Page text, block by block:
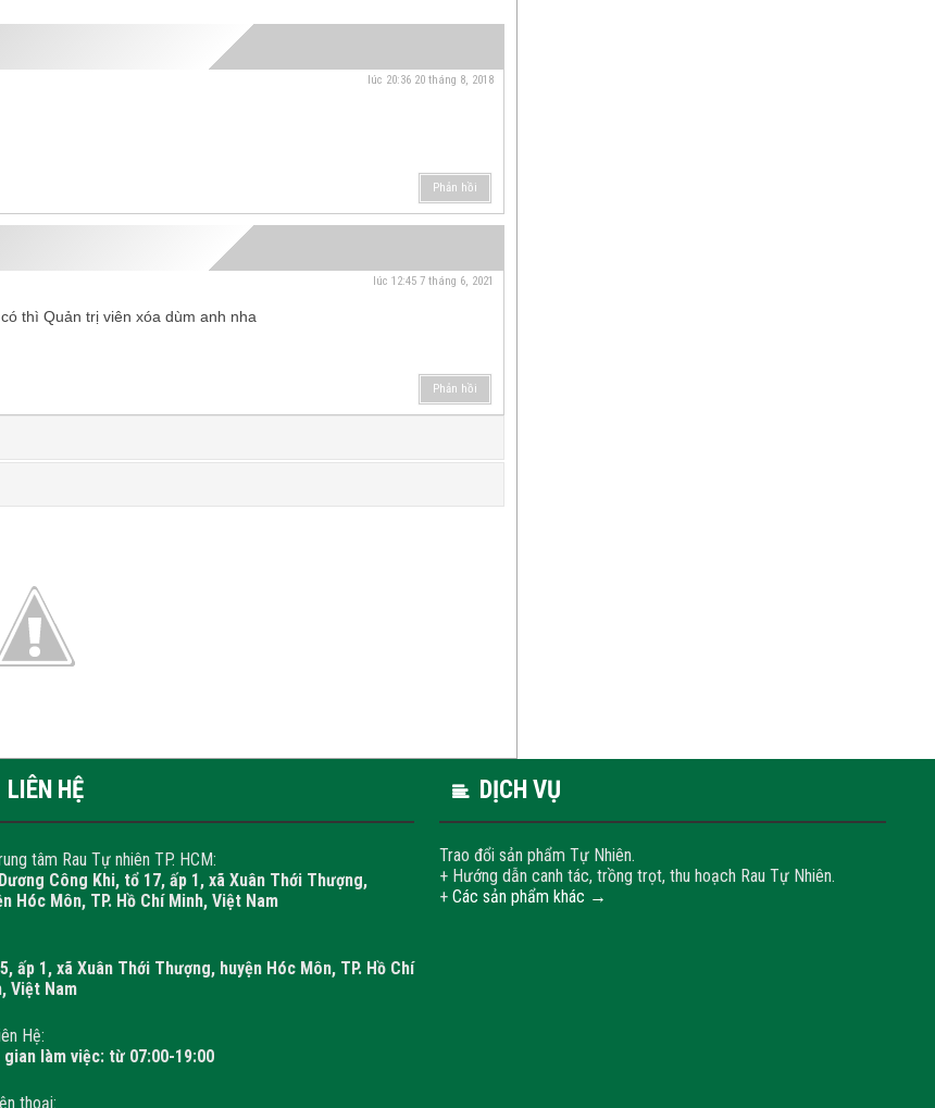
lúc 20:36 20 tháng 8, 2018
Phản hồi
lúc 12:45 7 tháng 6, 2021
thì Quản trị viên xóa dùm anh nha
Phản hồi
LIÊN HỆ
tâm Rau Tự nhiên TP. HCM:
Công Khi, tổ 17, ấp 1, xã Xuân Thới Thượng,
Hóc Môn, TP. Hồ Chí Minh, Việt Nam
ấp 1, xã Xuân Thới Thượng, huyện Hóc Môn, TP. Hồ Chí
Việt Nam
Hệ:
gian làm việc: từ 07:00-19:00
thoại:
DỊCH VỤ
Trao đổi sản phẩm Tự Nhiên.
+ Hướng dẫn canh tác, trồng trọt, thu hoạch Rau Tự Nhiên.
+ Các sản phẩm khác →